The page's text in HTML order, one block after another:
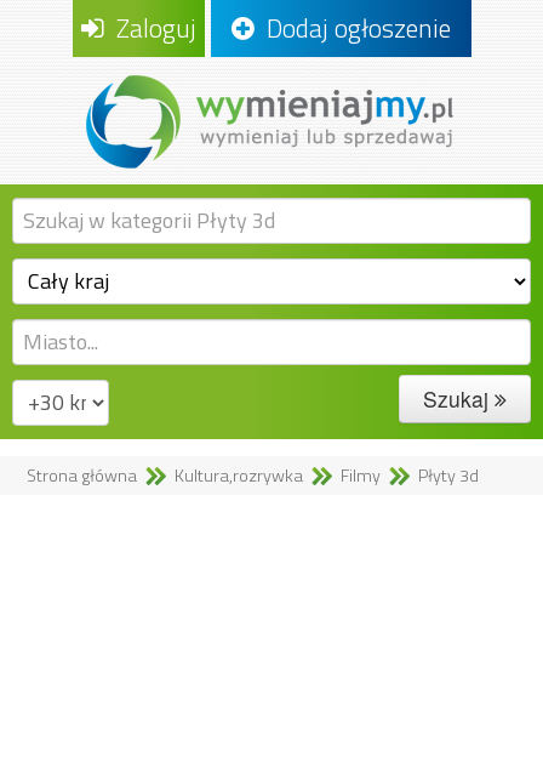
Zaloguj Dodaj ogłoszenie
Szukaj
Strona główna Kultura,rozrywka Filmy Płyty 3d